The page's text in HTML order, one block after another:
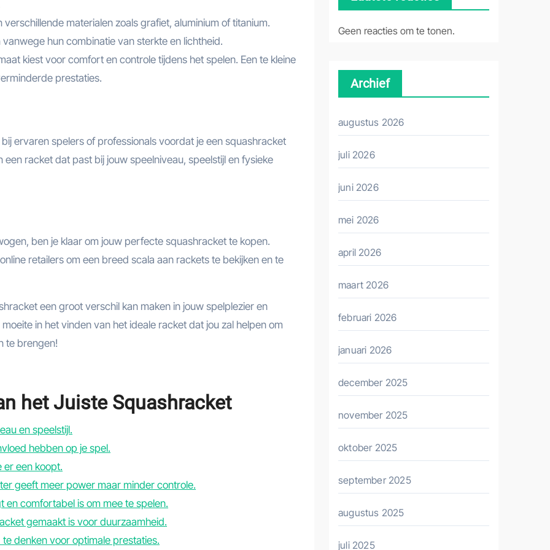
materialen zoals grafiet, aluminium of titanium.
hun combinatie van sterkte en lichtheid.
kiest voor comfort en controle tijdens het spelen. Een te kleine
prestaties.
ervaren spelers of professionals voordat je een squashracket
racket dat past bij jouw speelniveau, speelstijl en fysieke
ben je klaar om jouw perfecte squashracket te kopen.
retailers om een breed scala aan rackets te bekijken en te
een groot verschil kan maken in jouw spelplezier en
in het vinden van het ideale racket dat jou zal helpen om
te brengen!
het Juiste Squashracket
en speelstijl.
hebben op je spel.
er een koopt.
geeft meer power maar minder controle.
en comfortabel is om mee te spelen.
gemaakt is voor duurzaamheid.
denken voor optimale prestaties.
Geen reacties om te tonen.
Archief
augustus 2026
juli 2026
juni 2026
mei 2026
april 2026
maart 2026
februari 2026
januari 2026
december 2025
november 2025
oktober 2025
september 2025
augustus 2025
juli 2025